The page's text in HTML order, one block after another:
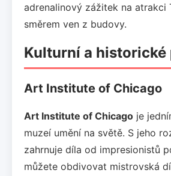
adrenalinový zážitek na atrakci
směrem ven z budovy.
Kulturní a historické
Art Institute of Chicago
Art Institute of Chicago je
muzeí umění na světě. S jeho
zahrnuje díla od impresionistů
můžete obdivovat mistrovská